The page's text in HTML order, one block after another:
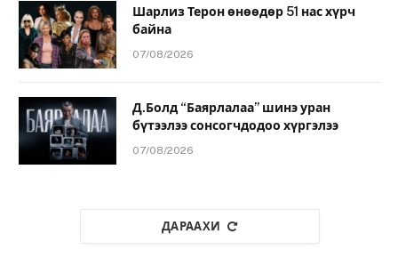
Шарлиз Терон өнөөдөр 51 нас хүрч
байна
07/08/2026
Д.Болд “Баярлалаа” шинэ уран
бүтээлээ сонсогчдодоо хүргэлээ
07/08/2026
ДАРААХИ